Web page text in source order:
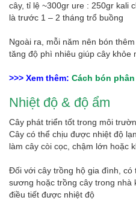
cây, tỉ lệ ~300gr ure : 250gr kali
là trước 1 – 2 tháng trổ buồng
Ngoài ra, mỗi năm nên bón
tăng độ phì nhiêu giúp cây khỏe
>>> Xem thêm: Cách bón
Nhiệt độ & độ ẩm
Cây phát triển tốt trong môi
Cây có thể chịu được nhiệt độ
làm cây còi cọc, chậm lớn hoặc
Đối với cây trồng hộ gia đình, có
sương hoặc trồng cây trong nhà
điều tiết được nhiệt độ